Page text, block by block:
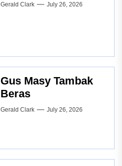
Gerald Clark July 26, 2026
Gus Masy Tambak
Beras
Gerald Clark July 26, 2026